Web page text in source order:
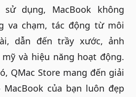
dụng, MacBook không
va chạm, tác động từ môi
dẫn đến trầy xước, ảnh
và hiệu năng hoạt động.
QMac Store mang đến giải
của bạn luôn đẹp